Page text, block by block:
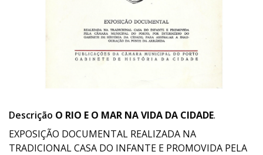
Descrição O RIO E O MAR NA VIDA DA CIDADE.
EXPOSIÇÃO DOCUMENTAL REALIZADA NA
TRADICIONAL CASA DO INFANTE E PROMOVIDA PELA